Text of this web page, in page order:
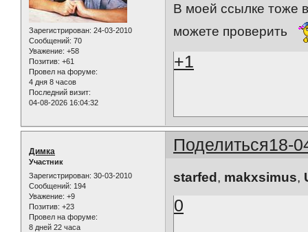
Зарегистрирован: 24-03-2010
Сообщений: 70
Уважение: +58
Позитив: +61
Провел на форуме:
4 дня 8 часов
Последний визит:
04-08-2026 16:04:32
В моей ссылке тоже
можете проверить
+1
Поделиться18-
Димка
Участник
Зарегистрирован: 30-03-2010
Сообщений: 194
Уважение: +9
Позитив: +23
Провел на форуме:
8 дней 22 часа
starfed , makxsimus,
0